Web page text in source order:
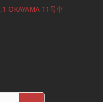
OKAYAMA 11号車